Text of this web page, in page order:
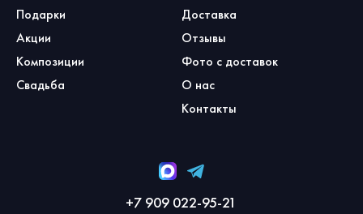
Подарки
Акции
Композиции
Свадьба
Доставка
Отзывы
Фото с доставок
О нас
Контакты
+7 909 022-95-21